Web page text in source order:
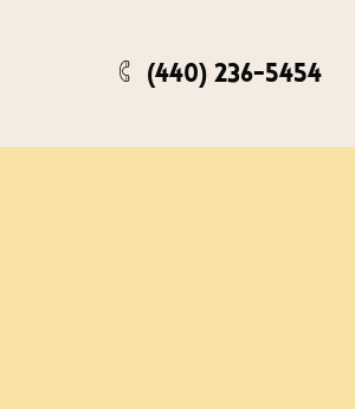
(440) 236-5454